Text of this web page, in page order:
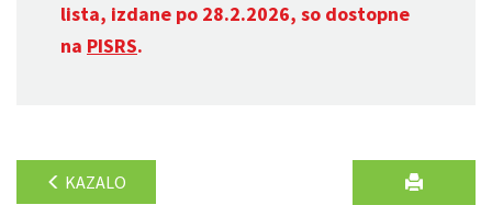
lista, izdane po 28.2.2026, so dostopne
na PISRS.
KAZALO